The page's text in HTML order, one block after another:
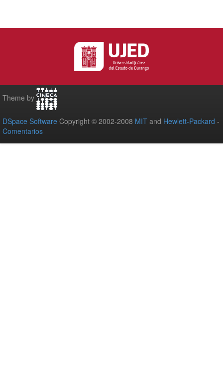
Theme by
DSpace Software Copyright © 2002-2008 MIT and Hewlett-Packard -
Comentarios